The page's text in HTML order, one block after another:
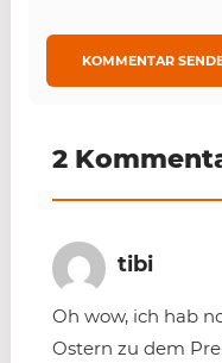
2
tibi
Oh wow, ich hab
Ostern zu dem